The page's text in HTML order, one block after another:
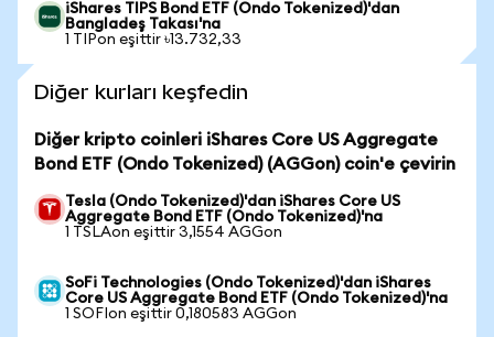
iShares TIPS Bond ETF (Ondo Tokenized)'dan
Bangladeş Takası'na
1 TIPon eşittir ৳13.732,33
Diğer kurları keşfedin
Diğer kripto coinleri iShares Core US Aggregate
Bond ETF (Ondo Tokenized) (AGGon) coin'e çevirin
Tesla (Ondo Tokenized)'dan iShares Core US
Aggregate Bond ETF (Ondo Tokenized)'na
1 TSLAon eşittir 3,1554 AGGon
SoFi Technologies (Ondo Tokenized)'dan iShares
Core US Aggregate Bond ETF (Ondo Tokenized)'na
1 SOFIon eşittir 0,180583 AGGon